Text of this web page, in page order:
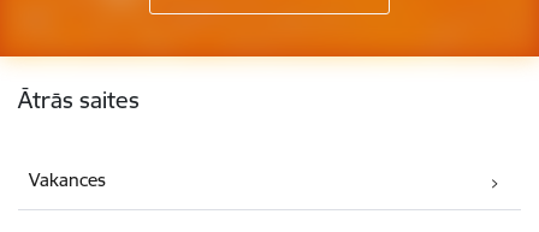
Kājene
Ātrās saites
Vakances